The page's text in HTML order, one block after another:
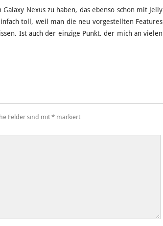
Nexus zu haben, das ebenso schon mit Jelly
toll, weil man die neu vorgestellten Features
Ist auch der einzige Punkt, der mich an vielen
Felder sind mit* markiert